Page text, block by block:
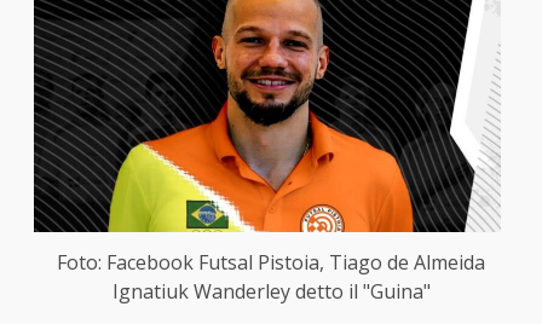
Foto: Facebook Futsal Pistoia, Tiago de Almeida
Ignatiuk Wanderley detto il "Guina"